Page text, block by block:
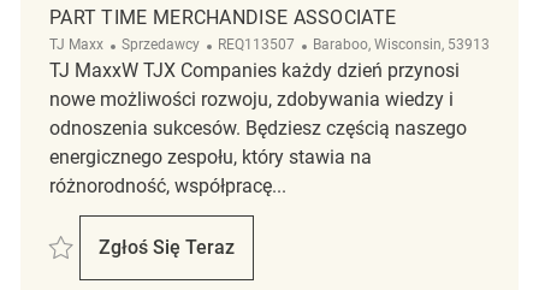
PART TIME MERCHANDISE ASSOCIATE
TJ Maxx Kategoria
Sprzedawcy ReqId
REQ113507 Lokalizacja
Baraboo, Wisconsin, 53913
TJ MaxxW TJX Companies każdy dzień przynosi
nowe możliwości rozwoju, zdobywania wiedzy i
odnoszenia sukcesów. Będziesz częścią naszego
energicznego zespołu, który stawia na
różnorodność, współpracę...
Zapisać Part Time Merchandise Associate REQ113507
Zgłoś Się Teraz
Part Time Merchandise Associate